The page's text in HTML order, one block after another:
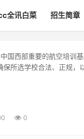
全讯白菜 招生简章
保所选学校合法、正规，
0